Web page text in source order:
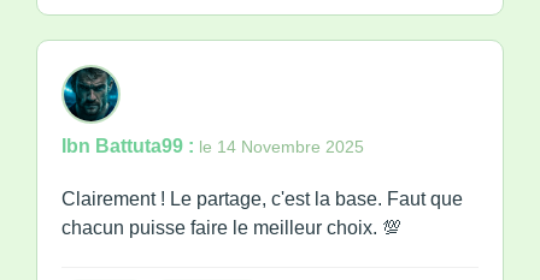
Ibn Battuta99 : le 14 Novembre 2025
Clairement ! Le partage, c'est la base. Faut que
chacun puisse faire le meilleur choix. 💯